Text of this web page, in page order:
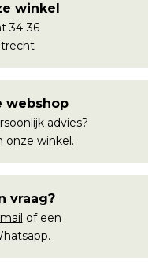
winkel
34-36
webshop
advies?
onze winkel.
vraag?
mail of een
.